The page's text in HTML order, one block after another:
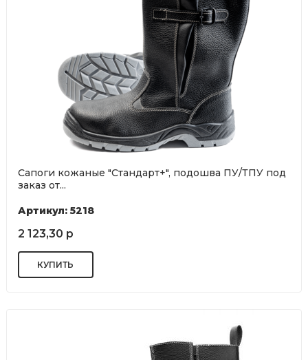
Сапоги кожаные "Стандарт+", подошва ПУ/ТПУ под
заказ от...
Артикул: 5218
2 123,30 р